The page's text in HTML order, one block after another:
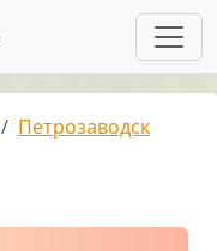
Петрозаводск